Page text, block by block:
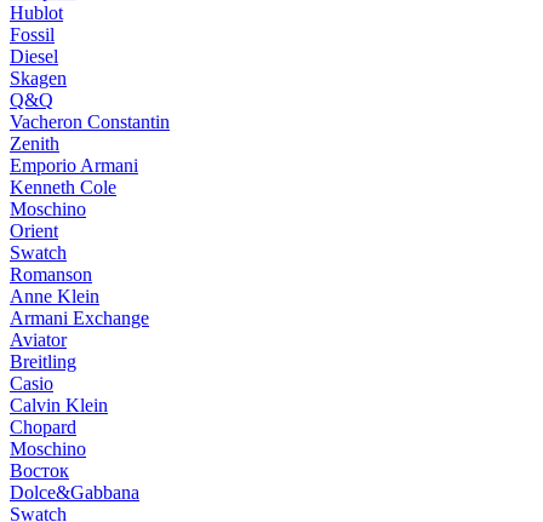
Hublot
Fossil
Diesel
Skagen
Q&Q
Vacheron Constantin
Zenith
Emporio Armani
Kenneth Cole
Moschino
Orient
Swatch
Romanson
Anne Klein
Armani Exchange
Aviator
Breitling
Casio
Calvin Klein
Chopard
Moschino
Восток
Dolce&Gabbana
Swatch